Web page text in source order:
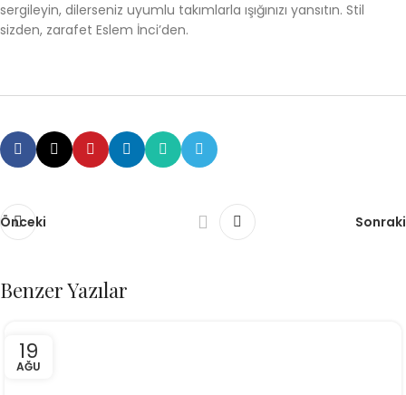
sergileyin, dilerseniz uyumlu takımlarla ışığınızı yansıtın. Stil
sizden, zarafet Eslem İnci’den.
Önceki Sonraki
Benzer Yazılar
19
AĞU